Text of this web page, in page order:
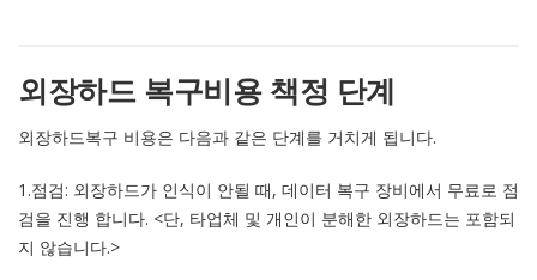
외장하드 복구비용 책정 단계
외장하드복구 비용은 다음과 같은 단계를 거치게 됩니다.
1.점검: 외장하드가 인식이 안될 때, 데이터 복구 장비에서 무료로 점
검을 진행 합니다. <단, 타업체 및 개인이 분해한 외장하드는 포함되
지 않습니다.>